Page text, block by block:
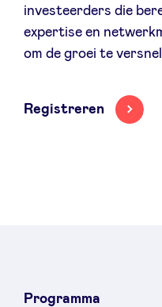
Privacy Policy
BeAngels x PMV
My Portofolio
investeerders die
expertise en
om de groei te
Registreren
Programma